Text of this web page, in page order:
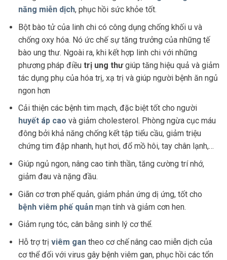
năng miễn dịch, phục hồi sức khỏe tốt.
Bột bào tử của linh chi có công dụng chống khối u và
chống oxy hóa. Nó ức chế sự tăng trưởng của những tế
bào ung thư. Ngoài ra, khi kết hợp linh chi với những
phương pháp điều trị ung thưgiúp tăng hiệu quả và giảm
tác dụng phụ của hóa trị, xạ trị và giúp người bệnh ăn ngủ
ngon hơn
Cải thiện các bệnh tim mạch, đặc biệt tốt cho người
huyết áp cao và giảm cholesterol. Phòng ngừa cục máu
đông bởi khả năng chống kết tập tiểu cầu, giảm triệu
chứng tim đập nhanh, hụt hơi, đổ mồ hôi, tay chân lạnh,…
Giúp ngủ ngon, nâng cao tinh thần, tăng cường trí nhớ,
giảm đau và nặng đầu.
Giãn cơ trơn phế quản, giảm phản ứng dị ứng, tốt cho
bệnh viêm phế quảnmạn tính và giảm cơn hen.
Giảm rụng tóc, cân bằng sinh lý cơ thể.
Hỗ trợ trị viêm gantheo cơ chế nâng cao miễn dịch của
cơ thể đối với virus gây bệnh viêm gan, phục hồi các tổn